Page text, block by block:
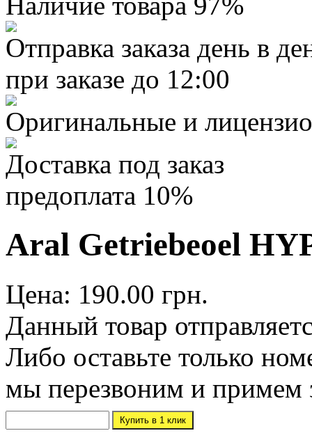
Отправка заказа день в
при заказе до 12:00
Оригинальные и
Доставка под заказ
предоплата 10%
Aral Getriebeoel
Цена: 190.00 грн.
Данный товар
Либо оставьте только
мы перезвоним и примем